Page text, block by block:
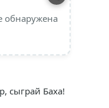
обнаружена
сыграй Баха!